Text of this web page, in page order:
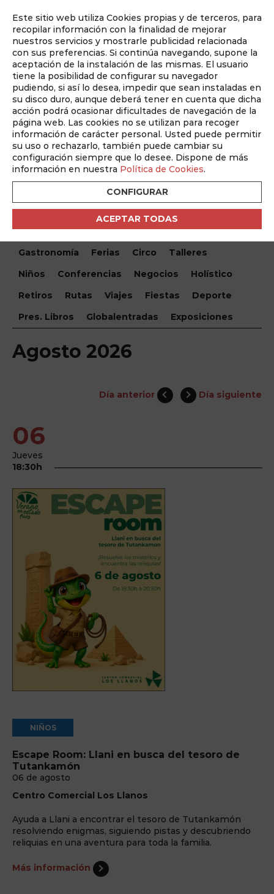
Este sitio web utiliza Cookies propias y de terceros, para
recopilar información con la finalidad de mejorar
nuestros servicios y mostrarle publicidad relacionada
con sus preferencias. Si continúa navegando, supone la
aceptación de la instalación de las mismas. El usuario
tiene la posibilidad de configurar su navegador
pudiendo, si así lo desea, impedir que sean instaladas en
su disco duro, aunque deberá tener en cuenta que dicha
acción podrá ocasionar dificultades de navegación de la
página web. Las cookies no se utilizan para recoger
información de carácter personal. Usted puede permitir
su uso o rechazarlo, también puede cambiar su
configuración siempre que lo desee. Dispone de más
información en nuestra Política de Cookies.
CONFIGURAR
ACEPTAR TODAS
Auditado por
¿Qué hacemos hoy?
Encuentra tu evento
Todos Monólogos Teatro
Festivales
Conciertos
Cine Danza
Musical
Gastronomía
Ferias Circo
Talleres
Niños
Conferencias Negocios
Holístico
Retiros
Rutas Viajes Fiestas
Deporte
Pres. Libros
Globalentradas Exposiciones
Agosto 2026
Día anterior Día siguiente
06
Jueves
18:30h
NIÑOS
Escape Room: Llani en busca del tesoro de
Tutankamón
06 de agosto
Centro Comercial Los Llanos
Ayuda a Llani a encontrar el tesoro de Tutankamón
resolviendo enigmas, siguiendo pistas y descubriendo
reliquias en una aventura para toda la familia.
Más información